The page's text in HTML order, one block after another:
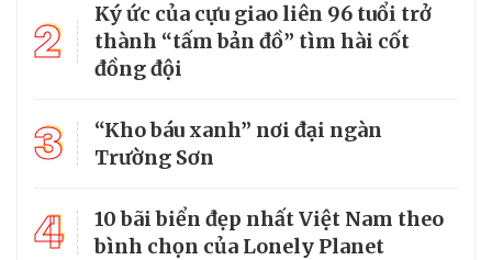
2
Ký ức của cựu giao liên 96 tuổi trở
thành “tấm bản đồ” tìm hài cốt
đồng đội
3
“Kho báu xanh” nơi đại ngàn
Trường Sơn
4
10 bãi biển đẹp nhất Việt Nam theo
bình chọn của Lonely Planet